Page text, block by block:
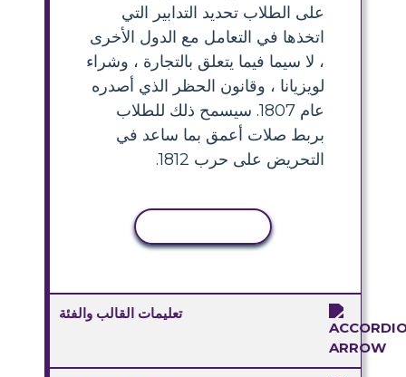
على الطلاب تحديد التدابير التي
اتخذها في التعامل مع الدول الأخرى
، لا سيما فيما يتعلق بالتجارة ، وشراء
لويزيانا ، وقانون الحظر الذي أصدره
عام 1807. سيسمح ذلك للطلاب
بربط صلات أعمق بما ساعد في
التحريض على حرب 1812.
تعليمات القالب والفئة